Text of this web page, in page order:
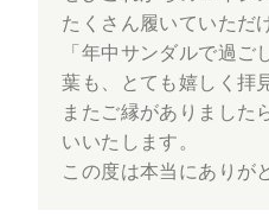
たくさん履いていただ
「年中サンダルで過ご
葉も、とても嬉しく拝
またご縁がありました
いいたします。
この度は本当にありが